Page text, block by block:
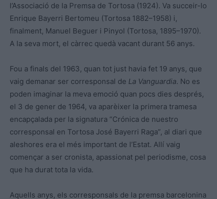
l’Associació de la Premsa de Tortosa (1924). Va succeir-lo
Enrique Bayerri Bertomeu (Tortosa 1882–1958) i,
finalment, Manuel Beguer i Pinyol (Tortosa, 1895–1970).
A la seva mort, el càrrec quedà vacant durant 56 anys.
Fou a finals del 1963, quan tot just havia fet 19 anys, que
vaig demanar ser corresponsal de La Vanguardia. No es
poden imaginar la meva emoció quan pocs dies després,
el 3 de gener de 1964, va aparèixer la primera tramesa
encapçalada per la signatura “Crónica de nuestro
corresponsal en Tortosa José Bayerri Raga”, al diari que
aleshores era el més important de l’Estat. Allí vaig
començar a ser cronista, apassionat pel periodisme, cosa
que ha durat tota la vida.
Aquells anys, els corresponsals de la premsa barcelonina